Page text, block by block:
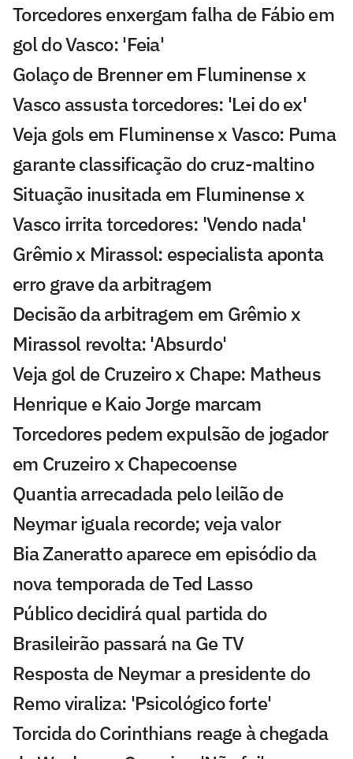
Torcedores enxergam falha de Fábio em
gol do Vasco: 'Feia'
Golaço de Brenner em Fluminense x
Vasco assusta torcedores: 'Lei do ex'
Veja gols em Fluminense x Vasco: Puma
garante classificação do cruz-maltino
Situação inusitada em Fluminense x
Vasco irrita torcedores: 'Vendo nada'
Grêmio x Mirassol: especialista aponta
erro grave da arbitragem
Decisão da arbitragem em Grêmio x
Mirassol revolta: 'Absurdo'
Veja gol de Cruzeiro x Chape: Matheus
Henrique e Kaio Jorge marcam
Torcedores pedem expulsão de jogador
em Cruzeiro x Chapecoense
Quantia arrecadada pelo leilão de
Neymar iguala recorde; veja valor
Bia Zaneratto aparece em episódio da
nova temporada de Ted Lasso
Público decidirá qual partida do
Brasileirão passará na Ge TV
Resposta de Neymar a presidente do
Remo viraliza: 'Psicológico forte'
Torcida do Corinthians reage à chegada